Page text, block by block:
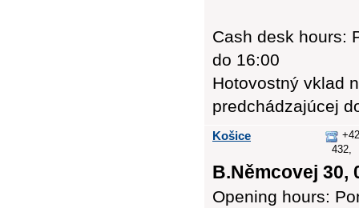
Cash desk hours:
do 16:00
Hotovostný vklad
predchádzajúcej
Košice
432,
B.Němcovej 30,
Opening hours: